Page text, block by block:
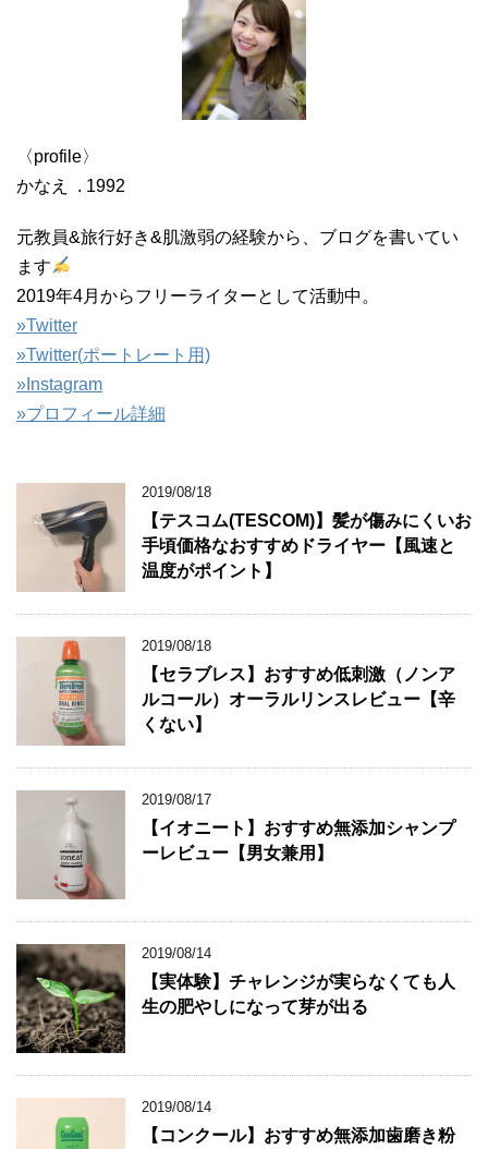
〈profile〉
かなえ . 1992
元教員&旅行好き&肌激弱の経験から、ブログを書いてい
ます
2019年4月からフリーライターとして活動中。
»Twitter
»Twitter(ポートレート用)
»Instagram
»プロフィール詳細
2019/08/18
【テスコム(TESCOM)】髪が傷みにくいお
手頃価格なおすすめドライヤー【風速と
温度がポイント】
2019/08/18
【セラブレス】おすすめ低刺激（ノンア
ルコール）オーラルリンスレビュー【辛
くない】
2019/08/17
【イオニート】おすすめ無添加シャンプ
ーレビュー【男女兼用】
2019/08/14
【実体験】チャレンジが実らなくても人
生の肥やしになって芽が出る
2019/08/14
【コンクール】おすすめ無添加歯磨き粉